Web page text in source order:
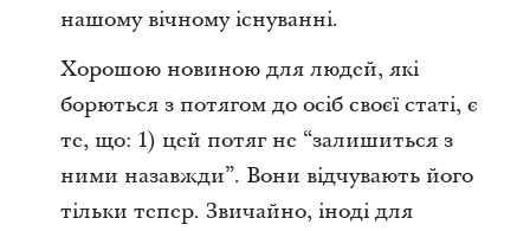
нашому вічному існуванні.
Хорошою новиною для людей, які
борються з потягом до осіб своєї статі, є
те, що: 1) цей потяг не “залишиться з
ними назавжди”. Вони відчувають його
тільки тепер. Звичайно, іноді для